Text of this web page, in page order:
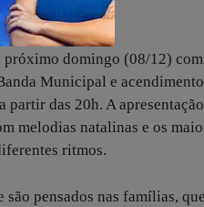
domingo (08/12)
Municipal e
partir das 20h. A
melodias natalinas e os
ritmos.
são pensados nas famílias, que